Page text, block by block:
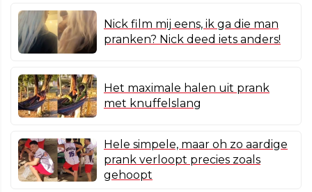
Nick film mij eens, ik ga die man
pranken? Nick deed iets anders!
Het maximale halen uit prank
met knuffelslang
Hele simpele, maar oh zo aardige
prank verloopt precies zoals
gehoopt